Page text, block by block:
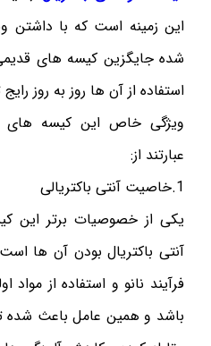
این زمینه است که با
شده جایگزین کیسه های
استفاده از آن ها روز به روز
ویژگی خاص این کیسه های
عبارتند از:
1.خاصیت آنتی باکتریالی
یکی از خصوصیات برتر این
آنتی باکتریال بودن آن ها
فرآیند نانو و استفاده از
باشد و همین عامل باعث شده